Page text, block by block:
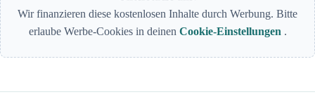
Wir finanzieren diese kostenlosen Inhalte durch Werbung. Bitte
erlaube Werbe-Cookies in deinen Cookie-Einstellungen .